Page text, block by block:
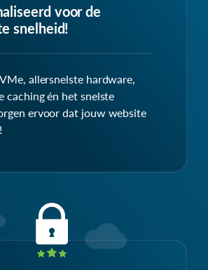
voor de
snelheid!
allersnelste hardware,
caching én het snelste
ervoor dat jouw website